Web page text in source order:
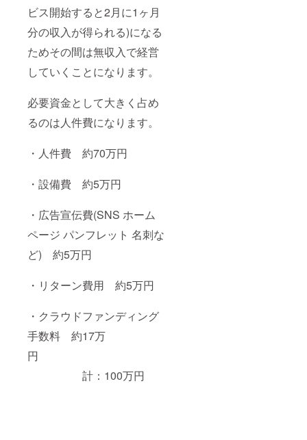
ビス開始すると2月に1ヶ月
分の収入が得られる)になる
ためその間は無収入で経営
していくことになります。
必要資金として大きく占め
るのは人件費になります。
・人件費 約70万円
・設備費 約5万円
・広告宣伝費(SNS ホーム
ページ パンフレット 名刺な
ど) 約5万円
・リターン費用 約5万円
・クラウドファンディング
手数料 約17万
円
計：100万円